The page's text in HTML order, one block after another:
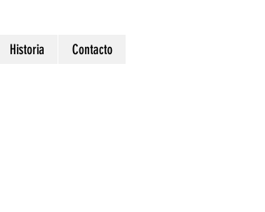
Historia Contacto